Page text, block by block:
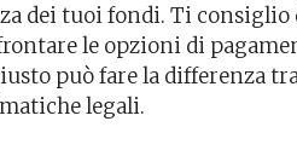
dei tuoi fondi. Ti
le opzioni di
può fare la differenza
legali.